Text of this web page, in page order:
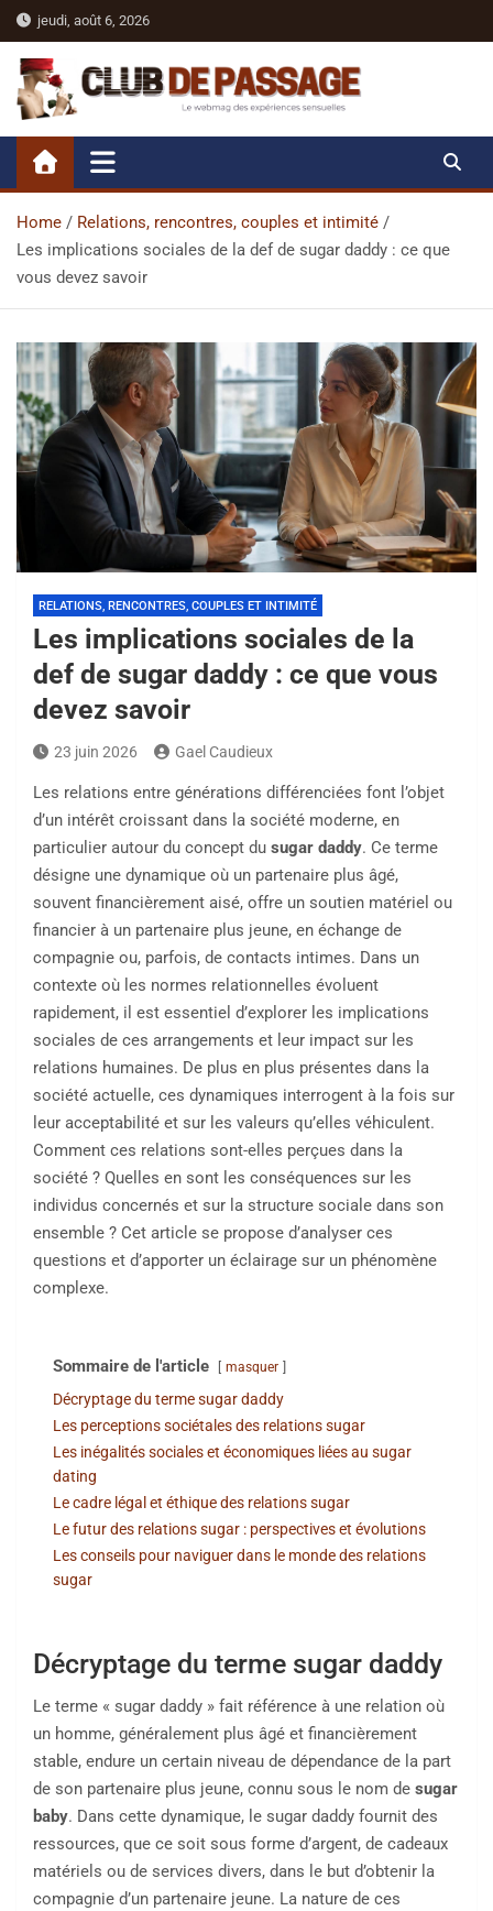
Skip
to
content
jeudi, août 6, 2026
Club De Passage
Le webmag sexy des expériences sensuelles
Home
Relations, rencontres, couples et intimité
Les implications sociales de la def de sugar daddy : ce que
vous devez savoir
RELATIONS, RENCONTRES, COUPLES ET INTIMITÉ
Les implications sociales de la
def de sugar daddy : ce que vous
devez savoir
23 juin 2026 Gael Caudieux
Les relations entre générations différenciées font l’objet
d’un intérêt croissant dans la société moderne, en
particulier autour du concept du sugar daddy. Ce terme
désigne une dynamique où un partenaire plus âgé,
souvent financièrement aisé, offre un soutien matériel ou
financier à un partenaire plus jeune, en échange de
compagnie ou, parfois, de contacts intimes. Dans un
contexte où les normes relationnelles évoluent
rapidement, il est essentiel d’explorer les implications
sociales de ces arrangements et leur impact sur les
relations humaines. De plus en plus présentes dans la
société actuelle, ces dynamiques interrogent à la fois sur
leur acceptabilité et sur les valeurs qu’elles véhiculent.
Comment ces relations sont-elles perçues dans la
société ? Quelles en sont les conséquences sur les
individus concernés et sur la structure sociale dans son
ensemble ? Cet article se propose d’analyser ces
questions et d’apporter un éclairage sur un phénomène
complexe.
Sommaire de l'article masquer
Décryptage du terme sugar daddy
Les perceptions sociétales des relations sugar
Les inégalités sociales et économiques liées au sugar
dating
Le cadre légal et éthique des relations sugar
Le futur des relations sugar : perspectives et évolutions
Les conseils pour naviguer dans le monde des relations
sugar
Décryptage du terme sugar daddy
Le terme « sugar daddy » fait référence à une relation où
un homme, généralement plus âgé et financièrement
stable, endure un certain niveau de dépendance de la part
de son partenaire plus jeune, connu sous le nom de sugar
baby. Dans cette dynamique, le sugar daddy fournit des
ressources, que ce soit sous forme d’argent, de cadeaux
matériels ou de services divers, dans le but d’obtenir la
compagnie d’un partenaire jeune. La nature de ces